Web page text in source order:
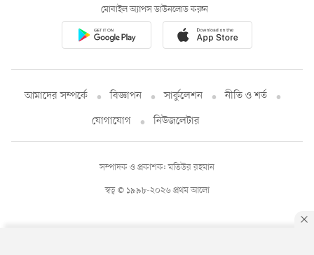
মোবাইল অ্যাপস ডাউনলোড করুন
আমাদের সম্পর্কে বিজ্ঞাপন সার্কুলেশন
নীতি ও শর্ত
যোগাযোগ
নিউজলেটার
স্বত্ব © ১৯৯৮-২০২৬ প্রথম আলো
সম্পাদক ও প্রকাশক: মতিউর রহমান